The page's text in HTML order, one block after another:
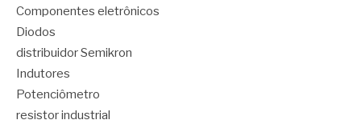
Componentes eletrônicos
Diodos
distribuidor Semikron
Indutores
Potenciômetro
resistor industrial